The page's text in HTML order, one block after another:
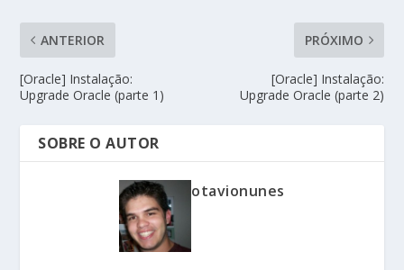
ANTERIOR
[Oracle] Instalação:
Upgrade Oracle (parte 1)
PRÓXIMO
[Oracle] Instalação:
Upgrade Oracle (parte 2)
SOBRE O AUTOR
otavionunes